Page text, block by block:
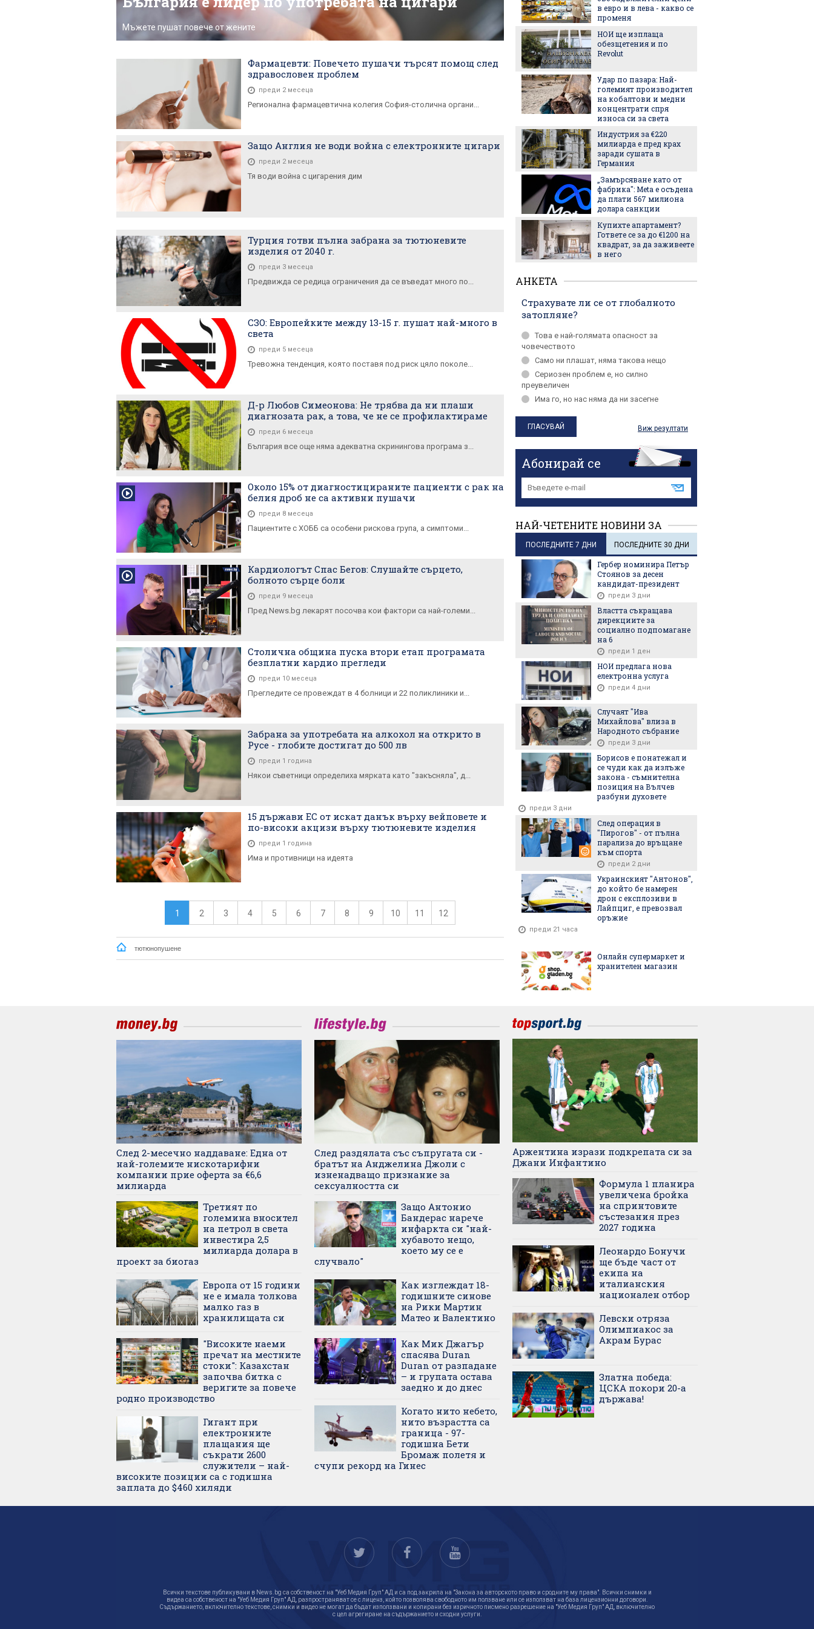
Мъжете пушат повече от жените
Фармацевти: Повечето пушачи търсят помощ след
здравословен проблем
преди 2 месеца
Регионална фармацевтична колегия София-столична органи...
Защо Англия не води война с електронните цигари
преди 2 месеца
Тя води война с цигарения дим
Турция готви пълна забрана за тютюневите
изделия от 2040 г.
преди 3 месеца
Предвижда се редица ограничения да се въведат много по...
СЗО: Европейките между 13-15 г. пушат най-много в
света
преди 5 месеца
Тревожна тенденция, която поставя под риск цяло поколе...
Д-р Любов Симеонова: Не трябва да ни плаши
диагнозата рак, а това, че не се профилактираме
преди 6 месеца
България все още няма адекватна скринингова програма з...
Около 15% от диагностицираните пациенти с рак на
белия дроб не са активни пушачи
преди 8 месеца
Пациентите с ХОББ са особени рискова група, а симптоми...
Кардиологът Спас Бегов: Слушайте сърцето,
болното сърце боли
преди 9 месеца
Пред News.bg лекарят посочва кои фактори са най-големи...
Столична община пуска втори етап програмата
безплатни кардио прегледи
преди 10 месеца
Прегледите се провеждат в 4 болници и 22 поликлиники и...
Забрана за употребата на алкохол на открито в
Русе - глобите достигат до 500 лв
преди 1 година
Някои съветници определиха мярката като "закъсняла", д...
15 държави ЕС от искат данък върху вейповете и
по-високи акцизи върху тютюневите изделия
преди 1 година
Има и противници на идеята
1 2 3 4 5 6 7 8 9 10 11 12
тютюнопушене
Инфантино
увеличена бройка на
състезания през 2027
италианския
Олимпиакос за Акрам
Бурас
колене!
в евро и в лева - какво се
променя
НОИ ще изплаща
обезщетения и по
Revolut
Удар по пазара: Най-
големият производител
на кобалтови и медни
концентрати спря
износа си за света
Индустрия за €220
милиарда е пред крах
заради сушата в
Германия
„Замърсяване като от
фабрика": Meta е осъдена
да плати 567 милиона
долара санкции
Купихте апартамент?
Гответе се за до €1200 на
квадрат, за да заживеете
в него
АНКЕТА
Страхувате ли се от глобалното
затопляне?
Това е най-голямата опасност за
човечеството
Само ни плашат, няма такова нещо
Сериозен проблем е, но силно
преувеличен
Има го, но нас няма да ни засегне
Виж резултати
Абонирай се
НАЙ-ЧЕТЕНИТЕ НОВИНИ ЗА
ПОСЛЕДНИТЕ 7 ДНИ ПОСЛЕДНИТЕ 30 ДНИ
Гербер номинира Петър
Стоянов за десен
кандидат-президент
преди 3 дни
Властта съкращава
дирекциите за
социално подпомагане
на 6
преди 1 ден
НОИ предлага нова
електронна услуга
преди 4 дни
Случаят "Ива
Михайлова" влиза в
Народното събрание
преди 3 дни
Борисов е понатежал и
се чуди как да излъже
закона - съмнителна
позиция на Вълчев
разбуни духовете
преди 3 дни
След операция в
"Пирогов" - от пълна
парализа до връщане
към спорта
преди 2 дни
Украинският "Антонов",
до който бе намерен
дрон с експлозиви в
Лайпциг, е превозвал
оръжие
преди 21 часа
Онлайн супермаркет и
хранителен магазин
След 2-месечно наддаване: Една от
най-големите нискотарифни
компании прие оферта за €6,6
милиарда
Третият по
големина вносител
на петрол в света
инвестира 2,5
милиарда долара в
проект за биогаз
Европа от 15 години
не е имала толкова
малко газ в
хранилищата си
"Високите наеми
пречат на местните
стоки": Казахстан
започва битка с
веригите за повече
родно производство
Гигант при
електронните
плащания ще
съкрати 2600
служители – най-
високите позиции са с годишна
заплата до $460 хиляди
След раздялата със съпругата си -
братът на Анджелина Джоли с
изненадващо признание за
сексуалността си
Защо Антонио
Бандерас нарече
инфаркта си "най-
хубавото нещо,
което му се е
случвало"
Как изглеждат 18-
годишните синове
на Рики Мартин
Матео и Валентино
Как Мик Джагър
спасява Duran
Duran от разпадане
– и групата остава
заедно и до днес
Когато нито небето,
нито възрастта са
граница - 97-
годишна Бети
Бромаж полетя и
счупи рекорд на Гинес
Аржентина изрази подкрепата си за
Джани Инфантино
Формула 1 планира
увеличена бройка
на спринтовите
състезания през
2027 година
Леонардо Бонучи
ще бъде част от
екипа на
италианския
национален отбор
Левски отряза
Олимпиакос за
Акрам Бурас
Златна победа:
ЦСКА покори 20-а
държава!
Всички текстове публикувани в News.bg са собственост на "Уеб Медия Груп" АД и са под закрила на "Закона за авторското право и сродните му права". Всички снимки и
видеа са собственост на "Уеб Медия Груп" АД, разпространяват се с лиценз, който позволява свободното им ползване или се използват на база лицензионни договори.
Съдържанието, включително текстове, снимки и видео не могат да бъдат използвани и копирани без изричното писмено разрешение на "Уеб Медия Груп" АД, включително
с цел агрегиране на съдържанието и сходни услуги.